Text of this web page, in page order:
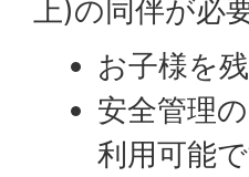
上)の同伴が必
お子様を
安全管理
利用可能で